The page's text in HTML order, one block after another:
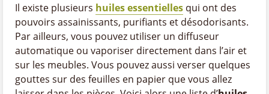
Il existe plusieurs huiles essentielles qui ont des
pouvoirs assainissants, purifiants et désodorisants.
Par ailleurs, vous pouvez utiliser un diffuseur
automatique ou vaporiser directement dans l’air et
sur les meubles. Vous pouvez aussi verser quelques
gouttes sur des feuilles en papier que vous allez